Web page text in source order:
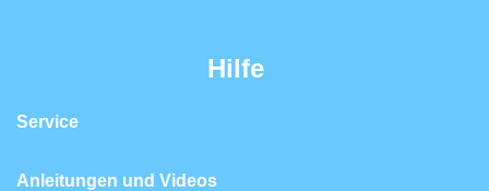
Hilfe
Service
Anleitungen und Videos